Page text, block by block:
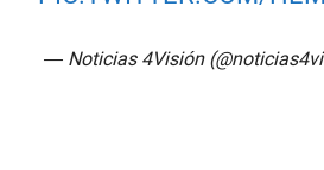
— Noticias 4Visión